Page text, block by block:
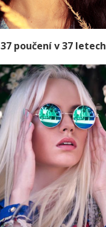
37 poučení v 37 letech